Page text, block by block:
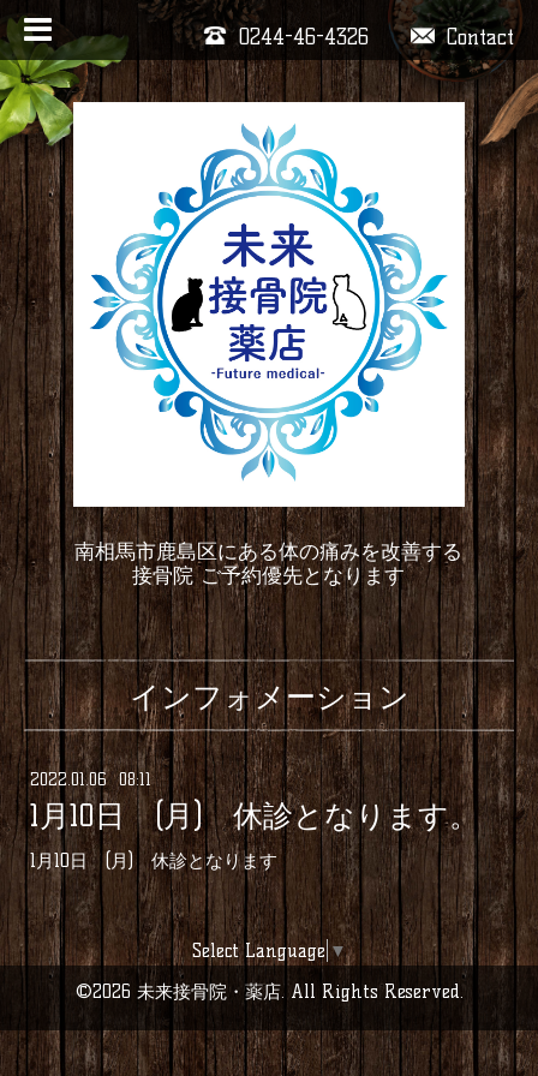
Contact
0244-46-4326
南相馬市鹿島区にある体の痛みを改善する
接骨院 ご予約優先となります
インフォメーション
2022 01.06 08:11
1月10日 (月) 休診となります。
1月10日 (月) 休診となります
Select Language ▼
©2026 未来接骨院・薬店. All Rights Reserved.